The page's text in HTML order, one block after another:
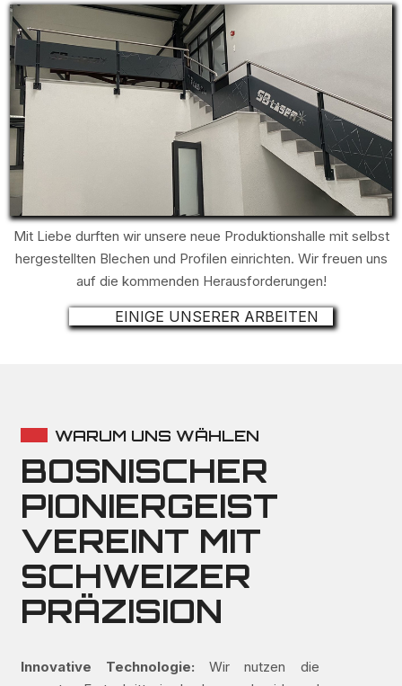
Mit Liebe durften wir unsere neue Produktionshalle mit selbst
hergestellten Blechen und Profilen einrichten. Wir freuen uns
auf die kommenden Herausforderungen!
EINIGE UNSERER ARBEITEN
WARUM UNS WÄHLEN
BOSNISCHER
PIONIERGEIST
VEREINT MIT
SCHWEIZER
PRÄZISION
Innovative Technologie: Wir nutzen die